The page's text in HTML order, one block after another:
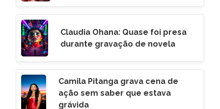
Claudia Ohana: Quase foi presa
durante gravação de novela
Camila Pitanga grava cena de
ação sem saber que estava
grávida